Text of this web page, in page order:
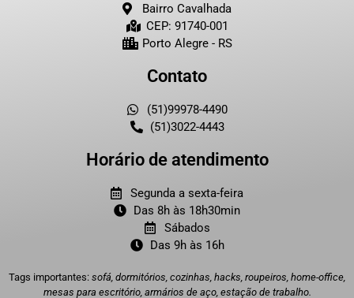
Bairro Cavalhada
CEP: 91740-001
Porto Alegre - RS
Contato
(51)99978-4490
(51)3022-4443
Horário de atendimento
Segunda a sexta-feira
Das 8h às 18h30min
Sábados
Das 9h às 16h
Tags importantes: sofá, dormitórios, cozinhas, hacks, roupeiros, home-office,
mesas para escritório, armários de aço, estação de trabalho.